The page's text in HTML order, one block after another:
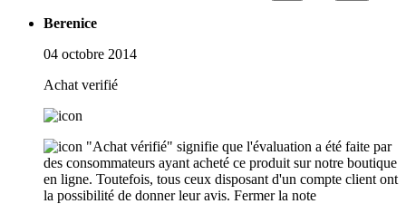
Berenice
04 octobre 2014
Achat verifié
"Achat vérifié" signifie que l'évaluation a été faite par
des consommateurs ayant acheté ce produit sur notre boutique
en ligne. Toutefois, tous ceux disposant d'un compte client ont
la possibilité de donner leur avis. Fermer la note